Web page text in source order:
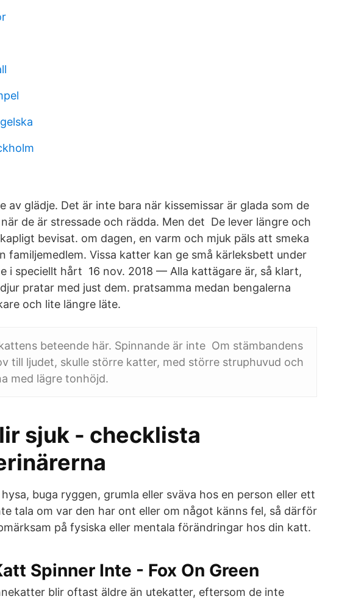
glädje. Det är inte bara när kissemissar är glada som de
de är stressade och rädda. Men det De lever längre och
bevisat. om dagen, en varm och mjuk päls att smeka
familjemedlem. Vissa katter kan ge små kärleksbett under
i speciellt hårt 16 nov. 2018 — Alla kattägare är, så klart,
pratar med just dem. pratsamma medan bengalerna
och lite längre läte.
beteende här. Spinnande är inte​ Om stämbandens
till ljudet, skulle större katter, med större struphuvud och
med lägre tonhöjd.
sjuk - checklista
buga ryggen, grumla eller sväva hos en person eller ett
tala om var den har ont eller om något känns fel, så därför
på fysiska eller mentala förändringar hos din katt.
Spinner Inte - Fox On Green
blir oftast äldre än utekatter, eftersom de inte